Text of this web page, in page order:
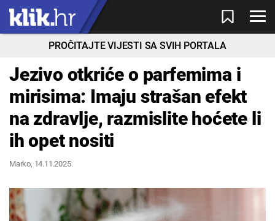
PROČITAJTE VIJESTI SA SVIH PORTALA
Jezivo otkriće o parfemima i
mirisima: Imaju strašan efekt
na zdravlje, razmislite hoćete li
ih opet nositi
Marko, 14.11.2025.